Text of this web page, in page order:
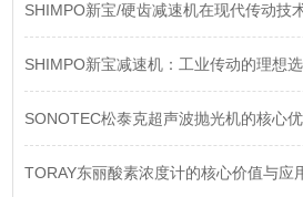
SHIMPO新宝/硬齿减速机在现代传动技
SHIMPO新宝减速机：工业传动的理想
SONOTEC松泰克超声波抛光机的核心
TORAY东丽酸素浓度计的核心价值与应